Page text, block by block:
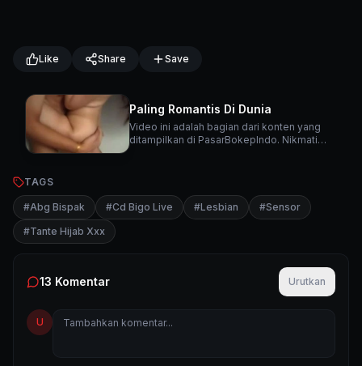
Like Share Save
Paling Romantis Di Dunia
Video ini adalah bagian dari konten yang
ditampilkan di PasarBokepIndo. Nikmati
TAGS
#Abg Bispak #Cd Bigo Live #Lesbian #Sensor
#Tante Hijab Xxx
13 Komentar Urutkan
U